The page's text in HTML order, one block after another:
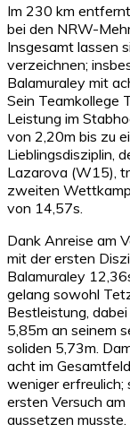
Im 230 km
bei den NRW-
Insgesamt lassen
verzeichnen;
Balamuraley mit
Sein Teamkollege
Leistung im
von 2,20m bis zu
Lieblingsdisziplin,
Lazarova (W15),
zweiten
von 14,57s.
Dank Anreise am
mit der ersten
Balamuraley
gelang sowohl
Bestleistung,
5,85m an seinem
soliden 5,73m.
acht im
weniger erfreulich;
ersten Versuch am
aussetzen musste.